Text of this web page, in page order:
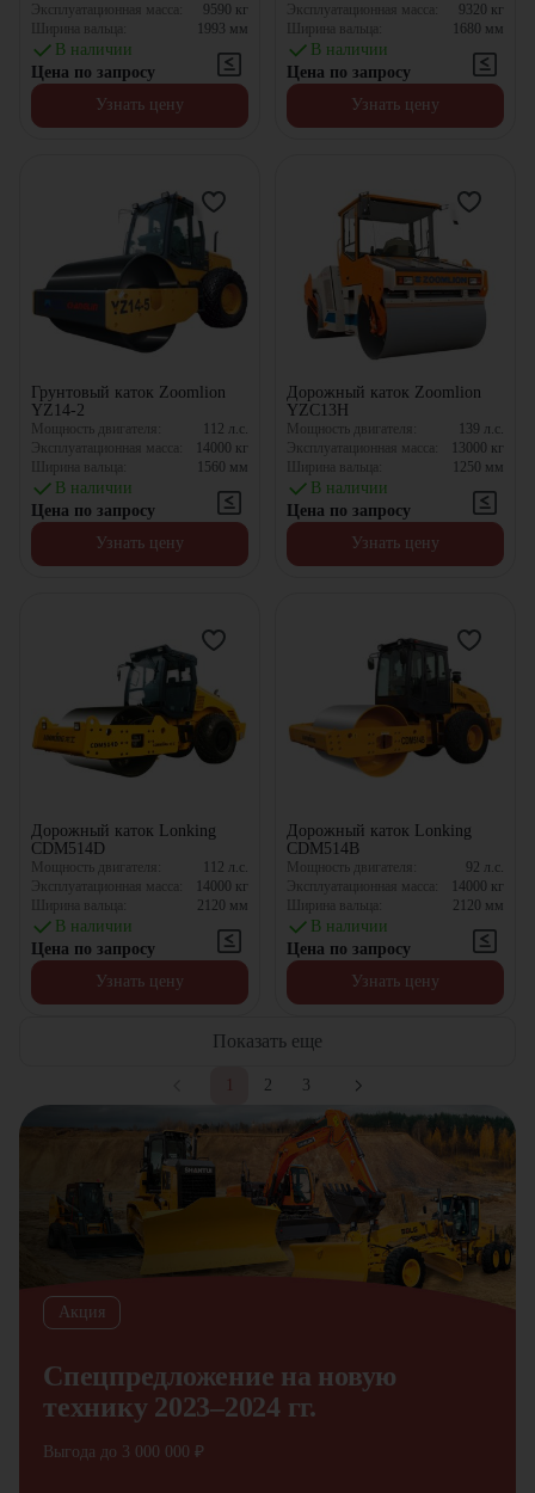
Эксплуатационная масса:
9590 кг
Ширина вальца:
1993 мм
В наличии
Цена по запросу
Узнать цену
Эксплуатационная масса:
9320 кг
Ширина вальца:
1680 мм
В наличии
Цена по запросу
Узнать цену
Грунтовый каток Zoomlion
YZ14-2
Мощность двигателя: 112 л.с.
Эксплуатационная масса:
14000 кг
Ширина вальца:
1560 мм
В наличии
Цена по запросу
Узнать цену
Дорожный каток Zoomlion
YZC13H
Мощность двигателя: 139 л.с.
Эксплуатационная масса:
13000 кг
Ширина вальца:
1250 мм
В наличии
Цена по запросу
Узнать цену
Дорожный каток Lonking
CDM514D
Мощность двигателя: 112 л.с.
Эксплуатационная масса:
14000 кг
Ширина вальца:
2120 мм
В наличии
Цена по запросу
Узнать цену
Дорожный каток Lonking
CDM514B
Мощность двигателя: 92 л.с.
Эксплуатационная масса:
14000 кг
Ширина вальца:
2120 мм
В наличии
Цена по запросу
Узнать цену
Показать еще
2 3
Акция
Спецпредложение на новую
технику 2023–2024 гг.
Выгода до 3 000 000 ₽